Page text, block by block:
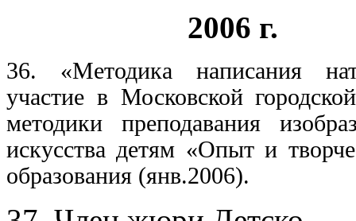
2006 г.
36. «Методика написания
участие в Московской
методики преподавания
искусства детям «Опыт и
образования (янв.2006).